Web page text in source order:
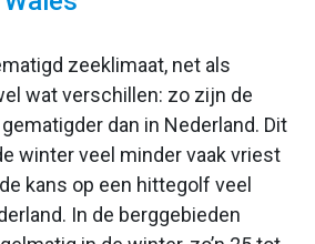
zeeklimaat, net als
wat verschillen: zo zijn de
dan in Nederland. Dit
winter veel minder vaak vriest
kans op een hittegolf veel
In de berggebieden